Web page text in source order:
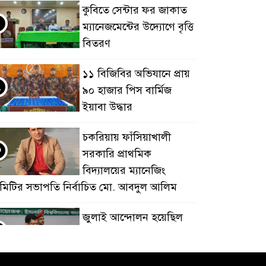
কুবিতে সেন্টার ফর জাকাত
ম্যানেজমেন্টের উদ্যোগে বৃত্তি
বিতরণ
১১ বিজিবির অভিযানে প্রায়
৯০ হাজার পিস বার্মিজ
ইয়াবা উদ্ধার
চকরিয়ায় ফাঁসিয়াখালী
সরকারি প্রাথমিক
বিদ্যালয়ের ম্যানেজিং
সভাপতি নির্বাচিত মো. আবদুল আলিম
জুলাই আন্দোলন হয়েছিল
মূলোৎপাটনের লক্ষ্যে;